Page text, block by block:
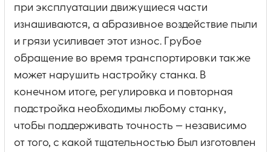
при эксплуатации движущиеся части
изнашиваются, а абразивное воздействие пыли
и грязи усиливает этот износ. Грубое
обращение во время транспортировки также
может нарушить настройку станка. В
конечном итоге, регулировка и повторная
подстройка необходимы любому станку,
чтобы поддерживать точность — независимо
от того, с какой тщательностью был изготовлен